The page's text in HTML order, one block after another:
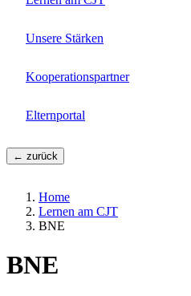
Unsere Stärken
Kooperationspartner
Elternportal
← zurück
Home
Lernen am CJT
BNE
BNE